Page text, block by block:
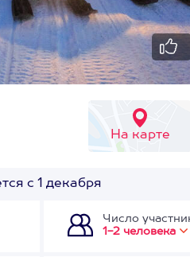
На карте
с 1 декабря
Число
1-2 человека